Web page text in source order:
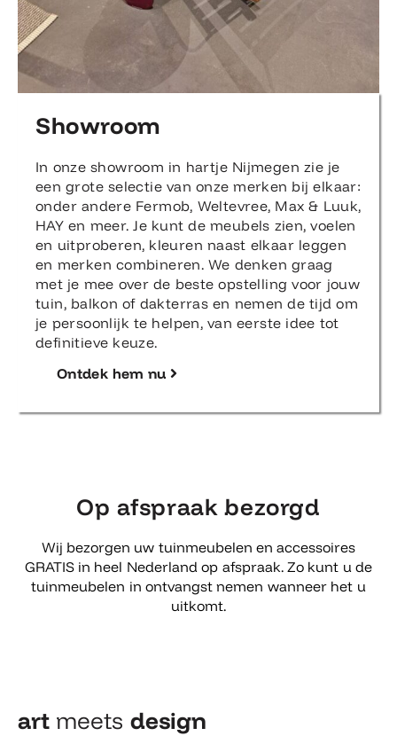
Showroom
In onze showroom in hartje Nijmegen zie je
een grote selectie van onze merken bij elkaar:
onder andere Fermob, Weltevree, Max & Luuk,
HAY en meer. Je kunt de meubels zien, voelen
en uitproberen, kleuren naast elkaar leggen
en merken combineren. We denken graag
met je mee over de beste opstelling voor jouw
tuin, balkon of dakterras en nemen de tijd om
je persoonlijk te helpen, van eerste idee tot
definitieve keuze.
Ontdek hem nu
Op afspraak bezorgd
Wij bezorgen uw tuinmeubelen en accessoires
GRATIS in heel Nederland op afspraak. Zo kunt u de
tuinmeubelen in ontvangst nemen wanneer het u
uitkomt.
art meets design​